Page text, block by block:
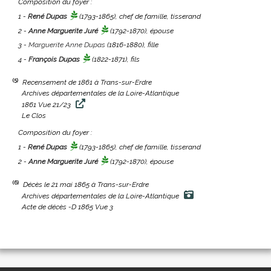
Composition du foyer :
1 - René Dupas (1793-1865), chef de famille, tisserand
2 -Anne Marguerite Juré (1792-1870), épouse
3 - Marguerite Anne Dupas (1816-1880), fille
4 - François Dupas (1822-1871), fils
(5)
Recensement de 1861 à Trans-sur-Erdre
Archives départementales de la Loire-Atlantique
1861 Vue 21/23
Le Clos
Composition du foyer :
1 - René Dupas (1793-1865), chef de famille, tisserand
2 -Anne Marguerite Juré (1792-1870), épouse
(6)
Décès le 21 mai 1865 à Trans-sur-Erdre
Archives départementales de la Loire-Atlantique
Acte de décès -D 1865 Vue 3